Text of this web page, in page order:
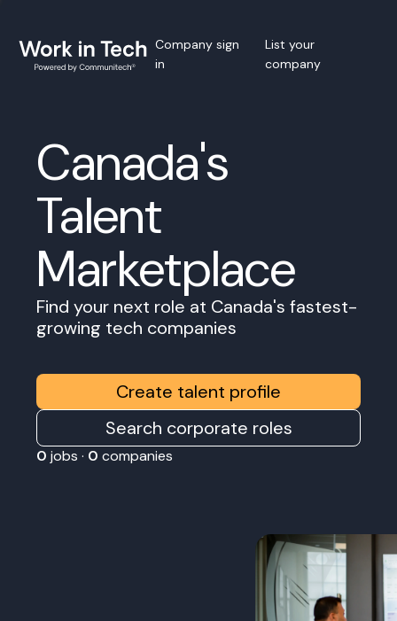
Company sign
in
List your
company
Canada's
Talent
Marketplace
Find your next role at Canada's fastest-
growing tech companies
Create talent profile
Search corporate roles
0 jobs · 0 companies